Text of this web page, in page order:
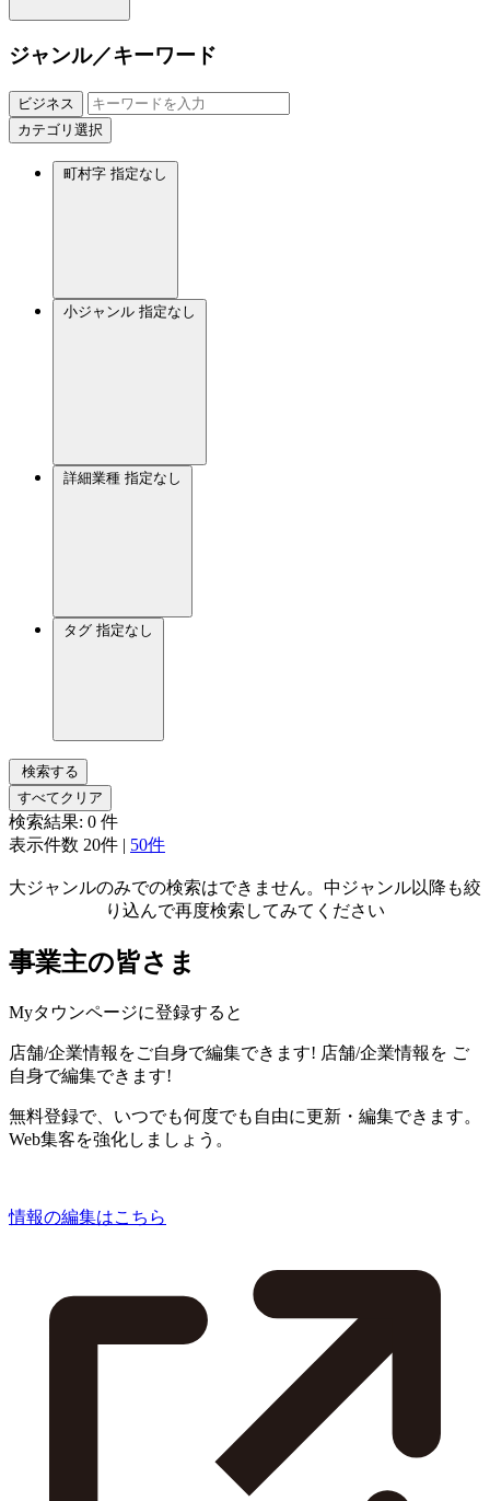
ジャンル／キーワード
ビジネス
カテゴリ選択
町村字 指定なし
小ジャンル 指定なし
詳細業種 指定なし
タグ 指定なし
検索する
すべてクリア
検索結果: 0 件
表示件数 20件 | 50件
大ジャンルのみでの検索はできません。中ジャンル以降も絞
り込んで再度検索してみてください
事業主の皆さま
Myタウンページに登録すると
店舗/企業情報をご自身で編集できます! 店舗/企業情報を ご
自身で編集できます!
無料登録で、いつでも何度でも自由に更新・編集できます。
Web集客を強化しましょう。
情報の編集はこちら